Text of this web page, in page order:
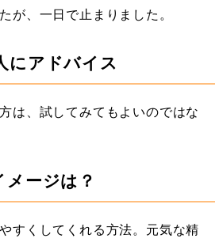
が、一日で止まりました。
にアドバイス
は、試してみてもよいのではな
メージは？
すくしてくれる方法。元気な精